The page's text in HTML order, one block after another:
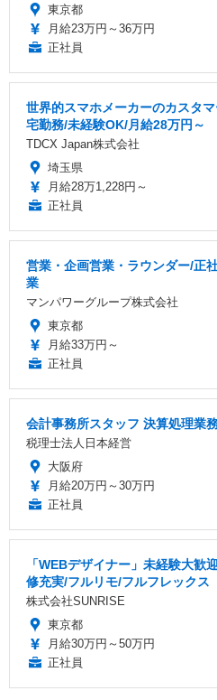
東京都
月給23万円～36万円
正社員
世界的スマホメーカーのカスタ
宅勤務/未経験OK/月給28万円～
TDCX Japan株式会社
埼玉県
月給28万1,228円～
正社員
営業・企画営業・ラウンダー/正
業
マンパワーグループ株式会社
東京都
月給33万円～
正社員
会計事務所スタッフ 決算処理業
税理士法人日本経営
大阪府
月給20万円～30万円
正社員
「WEBデザイナー」未経験大歓
修充実/フルリモ/フルフレックス
株式会社SUNRISE
東京都
月給30万円～50万円
正社員